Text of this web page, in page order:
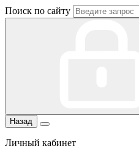
Поиск по сайту
Назад
Личный кабинет